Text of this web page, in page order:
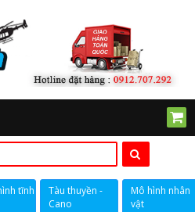
tĩnh
Tàu thuyền -
Cano
Mô hình nhân
vật